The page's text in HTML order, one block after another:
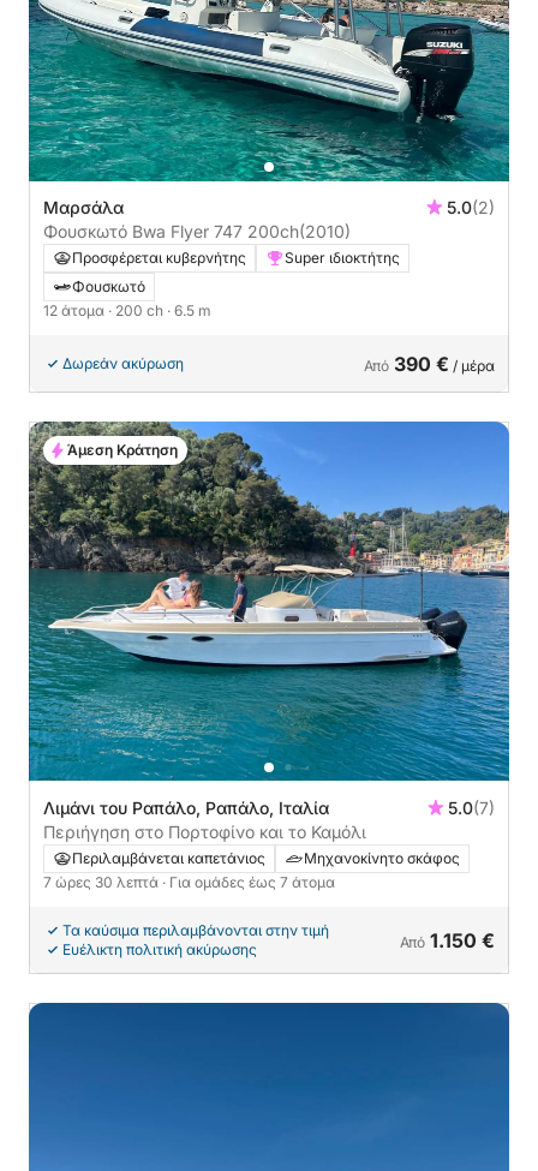
Μαρσάλα 5.0(2)
Φουσκωτό Bwa Flyer 747 200ch(2010)
Προσφέρεται κυβερνήτης
Super ιδιοκτήτης
Φουσκωτό
12 άτομα · 200 ch · 6.5 m
Δωρεάν ακύρωση Από 390 € / μέρα
Λιμάνι του Ραπάλο, Ραπάλο, Ιταλία 5.0(7)
Περιήγηση στο Πορτοφίνο και το Καμόλι
Περιλαμβάνεται καπετάνιος
Μηχανοκίνητο σκάφος
7 ώρες 30 λεπτά · Για ομάδες έως 7 άτομα
Τα καύσιμα περιλαμβάνονται στην τιμή
Ευέλικτη πολιτική ακύρωσης
Από 1.150 €
Άμεση Κράτηση